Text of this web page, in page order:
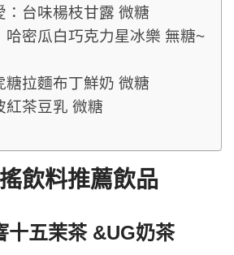
：台味楊枝甘露 微糖
哈密瓜白巧克力星冰樂 無糖~
糖拉麵布丁鮮奶 微糖
紅茶豆乳 微糖
飲料推薦飲品
十五茉茶 &UG奶茶